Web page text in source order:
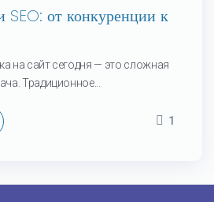
от конкуренции к
на сайт сегодня — это сложная
Традиционное...
1